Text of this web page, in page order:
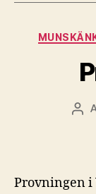
Provningen i